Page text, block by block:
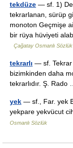
tekdüze — sf. 1)
tekrarlanan, sürüp
monoton Geçmişe
bir rüya hüviyeti
Çağatay Osmanlı Sözlük
tekrarlı — sf. Tekrar
bizimkinden daha
tekrarlıdır. Ş.
yek — sf., Far. yek
yekpare yekvücut
Osmanlı Sözlük